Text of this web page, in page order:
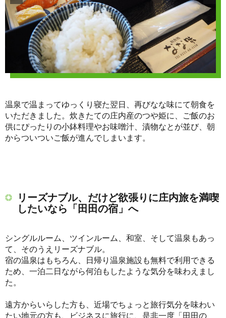
温泉で温まってゆっくり寝た翌日、再びなな味にて朝食を
いただきました。炊きたての庄内産のつや姫に、ご飯のお
供にぴったりの小鉢料理やお味噌汁、漬物なとが並び、朝
からついついご飯が進んでしまいます。
リーズナブル、だけど欲張りに庄内旅を満喫
したいなら「田田の宿」へ
シングルルーム、ツインルーム、和室、そして温泉もあっ
て、そのうえリーズナブル。
宿の温泉はもちろん、日帰り温泉施設も無料で利用できる
ため、一泊二日ながら何泊もしたような気分を味わえまし
た。
遠方からいらした方も、近場でちょっと旅行気分を味わい
たい地元の方も、ビジネスに旅行に、是非一度「田田の